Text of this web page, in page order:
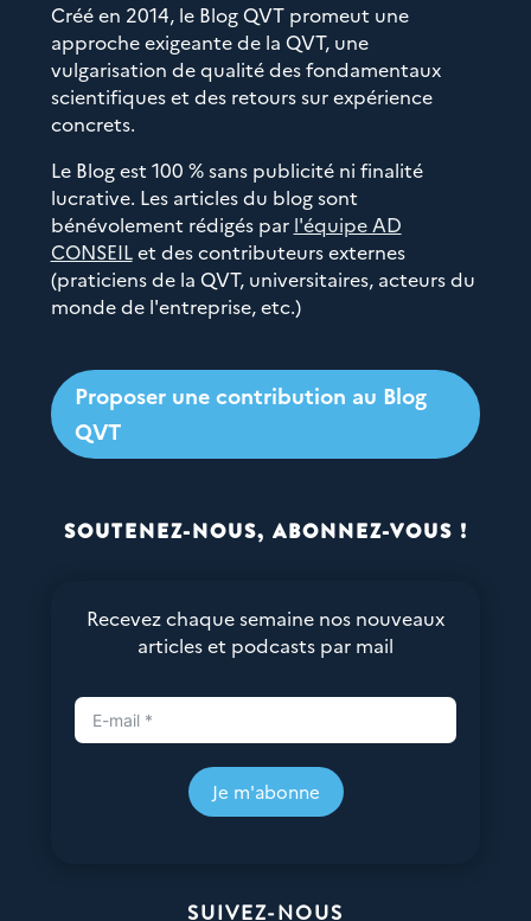
Créé en 2014, le Blog QVT promeut une
approche exigeante de la QVT, une
vulgarisation de qualité des fondamentaux
scientifiques et des retours sur expérience
concrets.
Le Blog est 100 % sans publicité ni finalité
lucrative. Les articles du blog sont
bénévolement rédigés par l'équipe AD
CONSEILet des contributeurs externes
(praticiens de la QVT, universitaires, acteurs du
monde de l'entreprise, etc.)
Proposer une contribution au Blog
QVT
SOUTENEZ-NOUS, ABONNEZ-VOUS !
Recevez chaque semaine nos nouveaux
articles et podcasts par mail
Je m'abonne
SUIVEZ-NOUS